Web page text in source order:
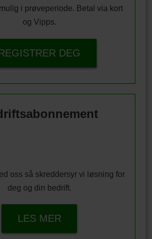
i prøveperiode. Betal via kort
og Vipps.
DEG
oss så skreddersyr vi løsning for
deg og din bedrift.
LES MER